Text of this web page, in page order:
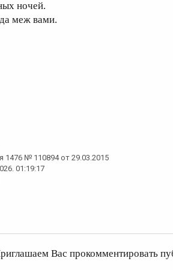
ночей.
меж вами.
1476 № 110894 от 29.03.2015
01:19:17
Вас прокомментировать